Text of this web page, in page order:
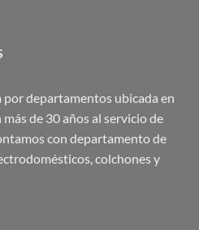
por departamentos ubicada en
de 30 años al servicio de
con departamento de
colchones y